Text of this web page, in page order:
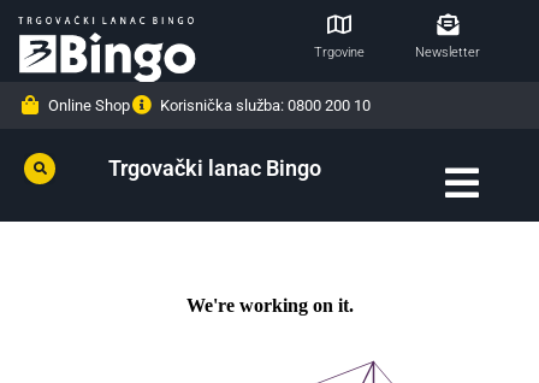
Trgovine Newsletter
Online Shop Korisnička služba: 0800 200 10
Trgovački lanac Bingo